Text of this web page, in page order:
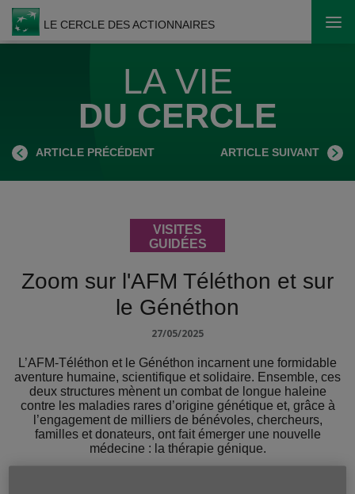
LE CERCLE DES ACTIONNAIRES
ARTICLE PRÉCÉDENT
LA VIE
DU CERCLE
ARTICLE SUIVANT
VISITES
GUIDÉES
Zoom sur l'AFM Téléthon et sur
le Généthon
27/05/2025
L’AFM-Téléthon et le Généthon incarnent une formidable
aventure humaine, scientifique et solidaire. Ensemble, ces
deux structures mènent un combat de longue haleine
contre les maladies rares d’origine génétique et, grâce à
l’engagement de milliers de bénévoles, chercheurs,
familles et donateurs, ont fait émerger une nouvelle
médecine : la thérapie génique.